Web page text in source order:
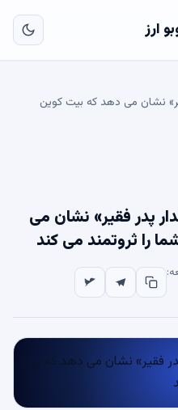
ارز
نشان می دهد که بیت کوین
پدر فقیر» نشان می
را ثروتمند می کند